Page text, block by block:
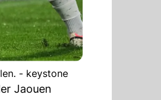
- keystone
Jaouen